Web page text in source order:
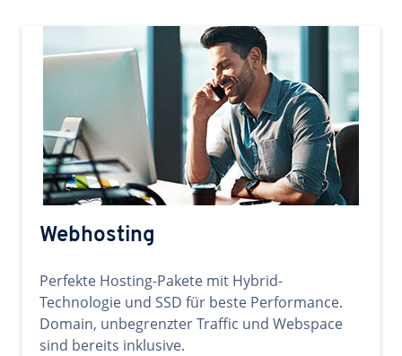
Webhosting
Perfekte Hosting-Pakete mit Hybrid-
Technologie und SSD für beste Performance.
Domain, unbegrenzter Traffic und Webspace
sind bereits inklusive.